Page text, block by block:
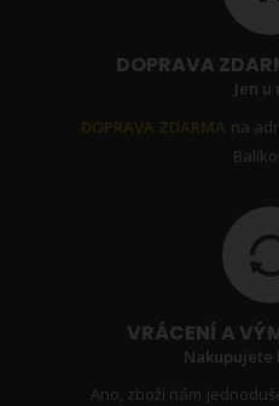
DOPRAVA
Jen u
DOPRAVA ZDARMA na
VRÁCENÍ A
Nakupujete
Ano, zboží nám